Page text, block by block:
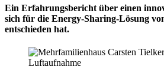
Ein Erfahrungsbericht über einen
sich für die Energy-Sharing-Lösung
entschieden hat.